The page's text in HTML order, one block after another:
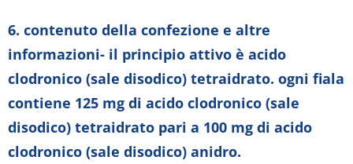
6. contenuto della confezione e altre
informazioni- il principio attivo è acido
clodronico (sale disodico) tetraidrato. ogni fiala
contiene 125 mg di acido clodronico (sale
disodico) tetraidrato pari a 100 mg di acido
clodronico (sale disodico) anidro.